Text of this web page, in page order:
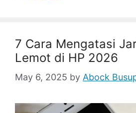
7 Cara Mengatasi
Lemot di HP 2026
May 6, 2025 by Abock